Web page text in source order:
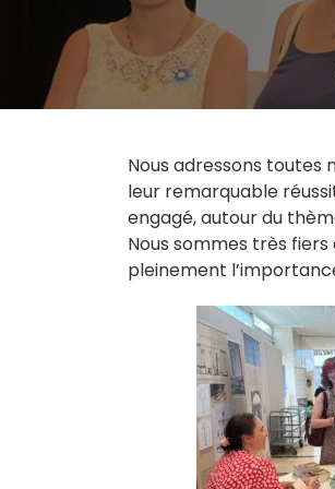
Nous adressons toutes
leur remarquable
engagé, autour du
Nous sommes très
pleinement